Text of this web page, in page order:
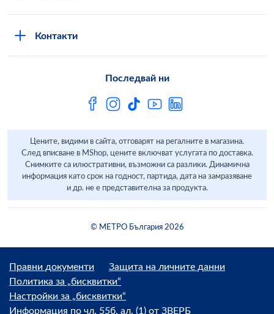
Контакти
Последвай ни
Цените, видими в сайта, отговарят на регалните в магазина.
След вписване в MShop, цените включват услугата по доставка.
Снимките са илюстративни, възможни са разлики. Динамична
информация като срок на годност, партида, дата на замразяване
и др. не е представителна за продукта.
© МЕТРО България 2026
Правни документи
Защита на личните данни
Политика за „бисквитки“
Настройки за „бисквитки“
Информация по чл. 55б, ал. (1) от ЗВЕРБ